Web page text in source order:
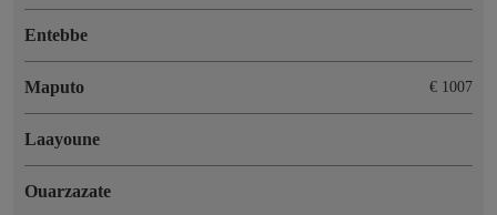
Entebbe
Maputo € 1007
Laayoune
Ouarzazate